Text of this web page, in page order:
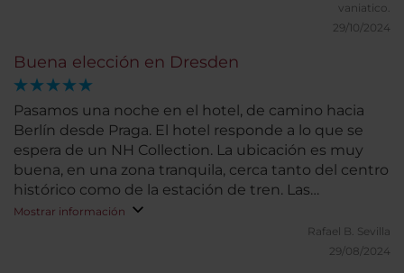
vaniatico.
29/10/2024
Buena elección en Dresden
Pasamos una noche en el hotel, de camino hacia
Berlín desde Praga. El hotel responde a lo que se
espera de un NH Collection. La ubicación es muy
buena, en una zona tranquila, cerca tanto del centro
histórico como de la estación de tren. Las
habitaciones son amplias y muy confortables. Las
dos habitaciones que ocupamos tenían bañera,
aunque habríamos preferido ducha. El bufé de
Mostrar información
Rafael B. Sevilla
29/08/2024